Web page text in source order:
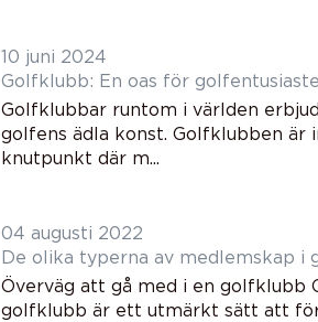
10 juni 2024
Golfklubb: En oas för
Golfklubbar runtom i världen
golfens ädla konst. Golfklubben är
knutpunkt där m...
04 augusti 2022
De olika typerna av medlemskap i
Överväg att gå med i en golfklubb
golfklubb är ett utmärkt sätt att